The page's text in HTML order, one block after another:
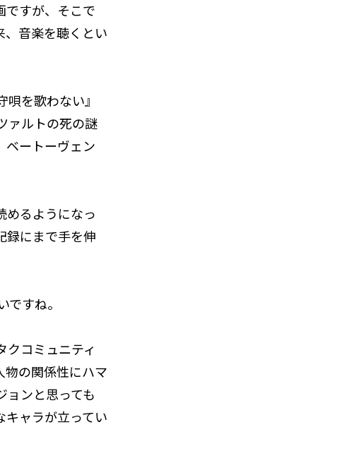
ですが、そこで
、音楽を聴くとい
を歌わない』
ァルトの死の謎
ートーヴェン
めるようになっ
録にまで手を伸
すね。
クコミュニティ
物の関係性にハマ
ョンと思っても
キャラが立ってい